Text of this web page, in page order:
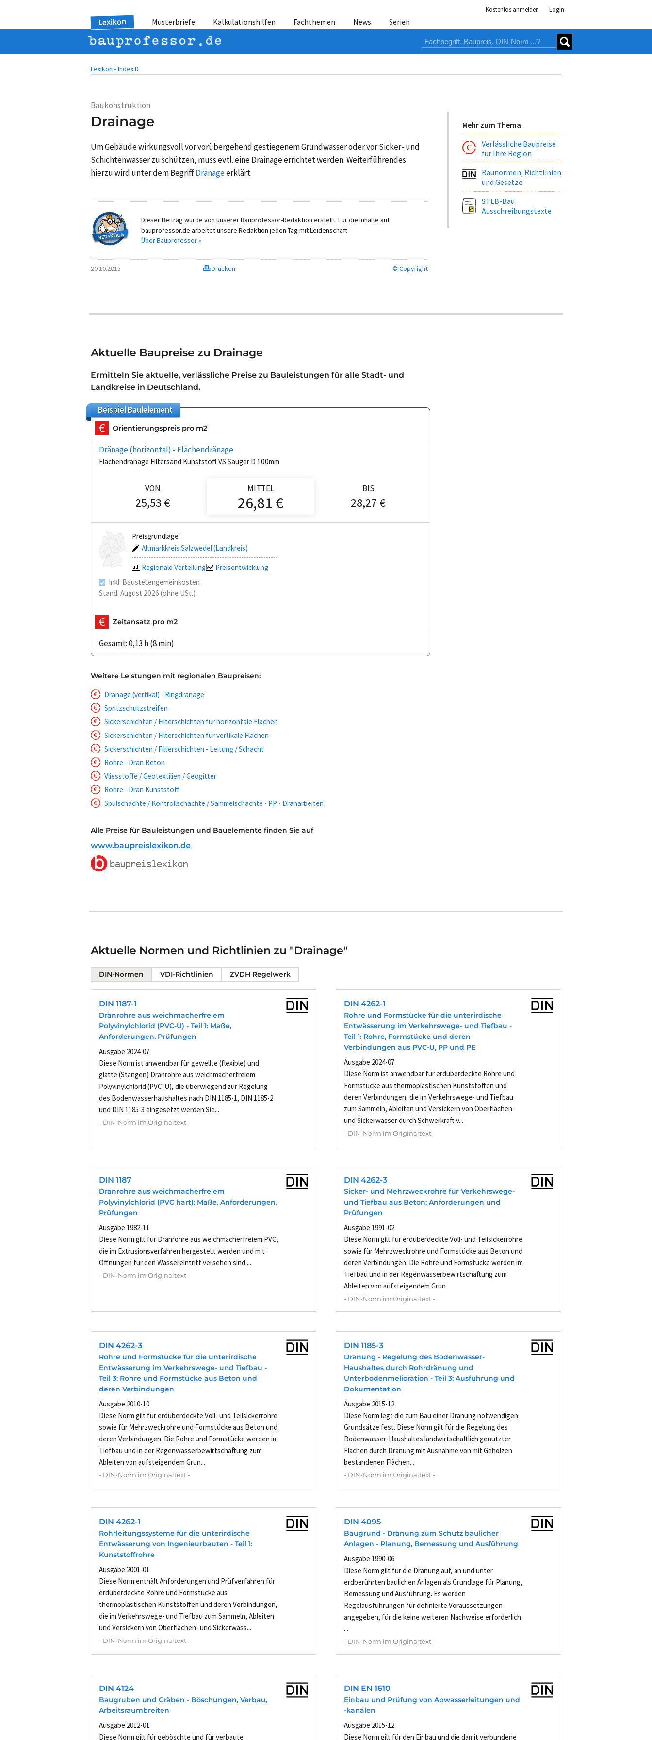
Kostenlos anmelden Login
Lexikon Musterbriefe Kalkulationshilfen Fachthemen News Serien
Lexikon • Index D
Baukonstruktion
Drainage
Um Gebäude wirkungsvoll vor vorübergehend gestiegenem Grundwasser oder vor Sicker- und
Schichtenwasser zu schützen, muss evtl. eine Drainage errichtet werden. Weiterführendes
hierzu wird unter dem BegriffDränageerklärt.
Dieser Beitrag wurde von unserer Bauprofessor-Redaktion erstellt. Für die Inhalte auf
bauprofessor.de arbeitet unsere Redaktion jeden Tag mit Leidenschaft.
Über Bauprofessor »
20.10.2015 Drucken © Copyright
Mehr zum Thema
Verlässliche Baupreise
für Ihre Region
Baunormen, Richtlinien
und Gesetze
STLB-Bau
Ausschreibungstexte
Aktuelle Baupreise zu Drainage
Ermitteln Sie aktuelle, verlässliche Preise zu Bauleistungen für alle Stadt- und
Landkreise in Deutschland.
BeispielBaulelement
Orientierungspreis pro m2
Dränage (horizontal) - Flächendränage
Flächendränage Filtersand Kunststoff VS Sauger D 100mm
VON
25,53 €
MITTEL
26,81 €
BIS
28,27 €
Preisgrundlage:
Altmarkkreis Salzwedel (Landkreis)
Regionale Verteilung
Preisentwicklung
Inkl. Baustellengemeinkosten
Stand: August 2026 (ohne USt.)
Zeitansatz pro m2
Gesamt: 0,13 h (8 min)
Weitere Leistungen mit regionalen Baupreisen:
Dränage (vertikal) - Ringdränage
Spritzschutzstreifen
Sickerschichten / Filterschichten für horizontale Flächen
Sickerschichten / Filterschichten für vertikale Flächen
Sickerschichten / Filterschichten - Leitung / Schacht
Rohre - Drän Beton
Vliesstoffe / Geotextilien / Geogitter
Rohre - Drän Kunststoff
Spülschächte / Kontrollschächte / Sammelschächte - PP - Dränarbeiten
Alle Preise für Bauleistungen und Bauelemente finden Sie auf
www.baupreislexikon.de
Aktuelle Normen und Richtlinien zu "Drainage"
DIN-Normen VDI-Richtlinien ZVDH Regelwerk
DIN 1187-1
Dränrohre aus weichmacherfreiem
Polyvinylchlorid (PVC-U) - Teil 1: Maße,
Anforderungen, Prüfungen
Ausgabe 2024-07
Diese Norm ist anwendbar für gewellte (flexible) und
glatte (Stangen) Dränrohre aus weichmacherfreiem
Polyvinylchlorid (PVC-U), die überwiegend zur Regelung
des Bodenwasserhaushaltes nach DIN 1185-1, DIN 1185-2
und DIN 1185-3 eingesetzt werden.Sie...
- DIN-Norm im Originaltext -
DIN 4262-1
Rohre und Formstücke für die unterirdische
Entwässerung im Verkehrswege- und Tiefbau -
Teil 1: Rohre, Formstücke und deren
Verbindungen aus PVC-U, PP und PE
Ausgabe 2024-07
Diese Norm ist anwendbar für erdüberdeckte Rohre und
Formstücke aus thermoplastischen Kunststoffen und
deren Verbindungen, die im Verkehrswege- und Tiefbau
zum Sammeln, Ableiten und Versickern von Oberflächen-
und Sickerwasser durch Schwerkraft v...
- DIN-Norm im Originaltext -
DIN 1187
Dränrohre aus weichmacherfreiem
Polyvinylchlorid (PVC hart); Maße, Anforderungen,
Prüfungen
Ausgabe 1982-11
Diese Norm gilt für Dränrohre aus weichmacherfreiem PVC,
die im Extrusionsverfahren hergestellt werden und mit
Öffnungen für den Wassereintritt versehen sind....
- DIN-Norm im Originaltext -
DIN 4262-3
Sicker- und Mehrzweckrohre für Verkehrswege-
und Tiefbau aus Beton; Anforderungen und
Prüfungen
Ausgabe 1991-02
Diese Norm gilt für erdüberdeckte Voll- und Teilsickerrohre
sowie für Mehrzweckrohre und Formstücke aus Beton und
deren Verbindungen. Die Rohre und Formstücke werden im
Tiefbau und in der Regenwasserbewirtschaftung zum
Ableiten von aufsteigendem Grun...
- DIN-Norm im Originaltext -
DIN 4262-3
Rohre und Formstücke für die unterirdische
Entwässerung im Verkehrswege- und Tiefbau -
Teil 3: Rohre und Formstücke aus Beton und
deren Verbindungen
Ausgabe 2010-10
Diese Norm gilt für erdüberdeckte Voll- und Teilsickerrohre
sowie für Mehrzweckrohre und Formstücke aus Beton und
deren Verbindungen. Die Rohre und Formstücke werden im
Tiefbau und in der Regenwasserbewirtschaftung zum
Ableiten von aufsteigendem Grun...
- DIN-Norm im Originaltext -
DIN 1185-3
Dränung - Regelung des Bodenwasser-
Haushaltes durch Rohrdränung und
Unterbodenmelioration - Teil 3: Ausführung und
Dokumentation
Ausgabe 2015-12
Diese Norm legt die zum Bau einer Dränung notwendigen
Grundsätze fest. Diese Norm gilt für die Regelung des
Bodenwasser-Haushaltes landwirtschaftlich genutzter
Flächen durch Dränung mit Ausnahme von mit Gehölzen
bestandenen Flächen....
- DIN-Norm im Originaltext -
DIN 4262-1
Rohrleitungssysteme für die unterirdische
Entwässerung von Ingenieurbauten - Teil 1:
Kunststoffrohre
Ausgabe 2001-01
Diese Norm enthält Anforderungen und Prüfverfahren für
erdüberdeckte Rohre und Formstücke aus
thermoplastischen Kunststoffen und deren Verbindungen,
die im Verkehrswege- und Tiefbau zum Sammeln, Ableiten
und Versickern von Oberflächen- und Sickerwass...
- DIN-Norm im Originaltext -
DIN 4095
Baugrund - Dränung zum Schutz baulicher
Anlagen - Planung, Bemessung und Ausführung
Ausgabe 1990-06
Diese Norm gilt für die Dränung auf, an und unter
erdberührten baulichen Anlagen als Grundlage für Planung,
Bemessung und Ausführung. Es werden
Regelausführungen für definierte Voraussetzungen
angegeben, für die keine weiteren Nachweise erforderlich
...
- DIN-Norm im Originaltext -
DIN 4124
Baugruben und Gräben - Böschungen, Verbau,
Arbeitsraumbreiten
Ausgabe 2012-01
Diese Norm gilt für geböschte und für verbaute
DIN EN 1610
Einbau und Prüfung von Abwasserleitungen und
-kanälen
Ausgabe 2015-12
Diese Norm gilt für den Einbau und die damit verbundene